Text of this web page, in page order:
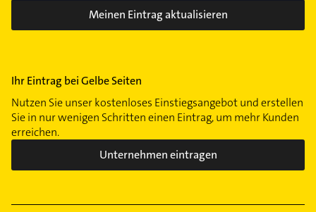
Meinen Eintrag aktualisieren
Ihr Eintrag bei Gelbe Seiten
Nutzen Sie unser kostenloses Einstiegsangebot und erstellen
Sie in nur wenigen Schritten einen Eintrag, um mehr Kunden
erreichen.
Unternehmen eintragen